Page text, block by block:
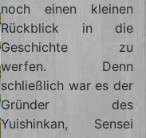
noch einen kleinen
Rückblick in die
Geschichte zu
werfen. Denn
schließlich war es der
Gründer des
Yuishinkan, Sensei